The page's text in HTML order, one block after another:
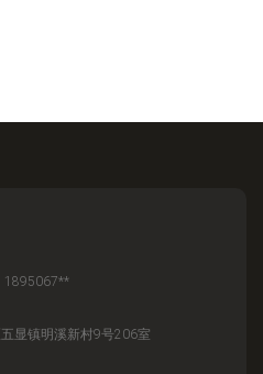
1895067**
显镇明溪新村9号206室